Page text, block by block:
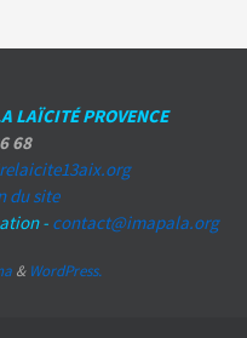
LAÏCITÉ PROVENCE
68
du site
- contact@imapala.org
& WordPress.